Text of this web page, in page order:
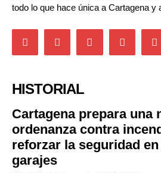
todo lo que hace única a Cartagena y
HISTORIAL
Cartagena prepara una
ordenanza contra
reforzar la seguridad
garajes